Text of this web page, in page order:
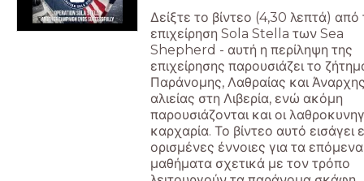
Δείξτε το βίντεο (4,30 λεπτά) από
επιχείρηση Sola Stella των Sea
Shepherd - αυτή η περίληψη της
επιχείρησης παρουσιάζει το
Παράνομης, Λαθραίας και
αλιείας στη Λιβερία, ενώ ακόμη
παρουσιάζονται και οι
καρχαρία. Το βίντεο αυτό εισάγει
ορισμένες έννοιες για τα επόμενα
μαθήματα σχετικά με τον τρόπο